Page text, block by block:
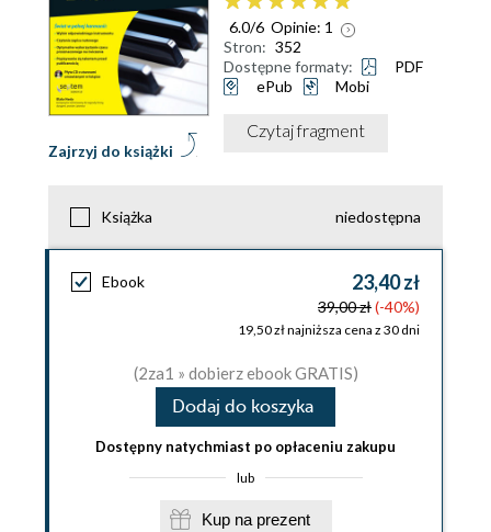
Zajrzyj do książki
6.0/6 Opinie: 1
Stron: 352
Dostępne formaty:
PDF
ePub
Mobi
Czytaj fragment
Książka niedostępna
Ebook 23,40 zł
39,00 zł(-40%)
19,50 zł najniższa cena z 30 dni
(2za1 » dobierz ebook GRATIS)
Dodaj do koszyka
Dostępny natychmiast po opłaceniu zakupu
lub
Kup na prezent